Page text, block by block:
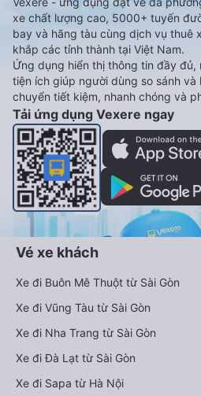
xe chất lượng cao, 5000+ tuyến
bay và hãng tàu cùng dịch vụ thuê
khắp các tỉnh thành tại Việt Nam.
Ứng dụng hiển thị thông tin đầy đủ,
tiện ích giúp người dùng so sánh
chuyển tiết kiệm, nhanh chóng và
Tải ứng dụng Vexere ngay
Vé xe khách
Xe đi Buôn Mê Thuột từ Sài Gòn
Xe đi Vũng Tàu từ Sài Gòn
Xe đi Nha Trang từ Sài Gòn
Xe đi Đà Lạt từ Sài Gòn
Xe đi Sapa từ Hà Nội